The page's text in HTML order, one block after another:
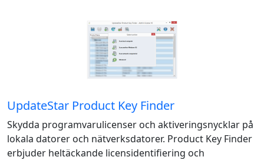
UpdateStar Product Key Finder
Skydda programvarulicenser och aktiveringsnycklar på
lokala datorer och nätverksdatorer. Product Key Finder
erbjuder heltäckande licensidentifiering och